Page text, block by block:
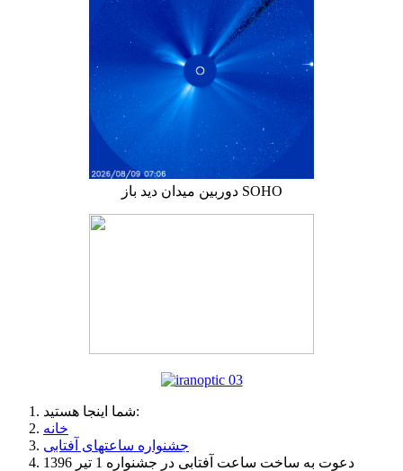
دوربین میدان دید باز SOHO
شما اینجا هستید:
خانه
جشنواره ساعتهای آفتابی
دعوت به ساخت ساعت آفتابی در جشنواره 1 تیر 1396